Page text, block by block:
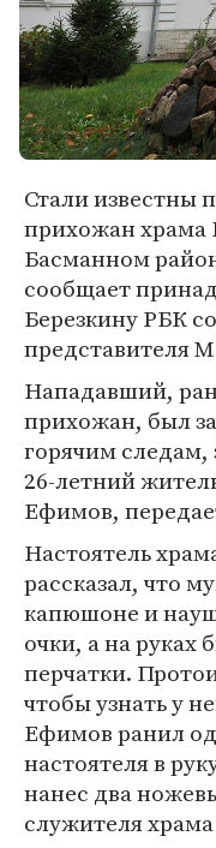
Стали известны
прихожан храма
Басманном
сообщает
Березкину РБК
представителя
Нападавший,
прихожан, был
горячим следам,
26-летний
Ефимов,
Настоятель
рассказал, что
капюшоне и
очки, а на
перчатки.
чтобы узнать у
Ефимов ранил
настоятеля в
нанес два
служителя